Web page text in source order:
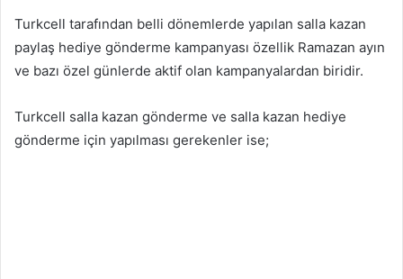
Turkcell tarafından belli dönemlerde yapılan salla kazan
paylaş hediye gönderme kampanyası özellik Ramazan ayın
ve bazı özel günlerde aktif olan kampanyalardan biridir.
Turkcell salla kazan gönderme ve salla kazan hediye
gönderme için yapılması gerekenler ise;